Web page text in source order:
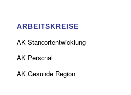
ARBEITSKREISE
AK Standortentwicklung
AK Personal
AK Gesunde Region